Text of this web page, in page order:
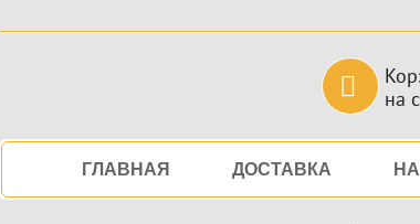
на
НавигацияГЛАВНАЯ ДОСТАВКА